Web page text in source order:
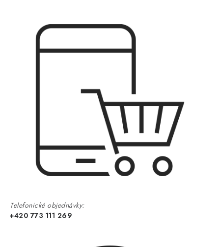
Telefonické objednávky:
+420 773 111 269